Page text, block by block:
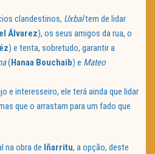
clandestinos, Uxbaltem de lidar
Álvarez), os seus amigos da rua, o
) e tenta, sobretudo, garantir a
(Hanaa Bouchaib) e Mateo
e interesseiro, ele terá ainda que lidar
que o arrastam para um fado que
na obra de Iñarritu, a opção, deste